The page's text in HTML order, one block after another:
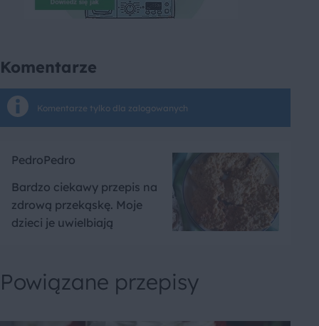
Komentarze
Komentarze tylko dla zalogowanych
PedroPedro
Bardzo ciekawy przepis na
zdrową przekąskę. Moje
dzieci je uwielbiają
Powiązane przepisy